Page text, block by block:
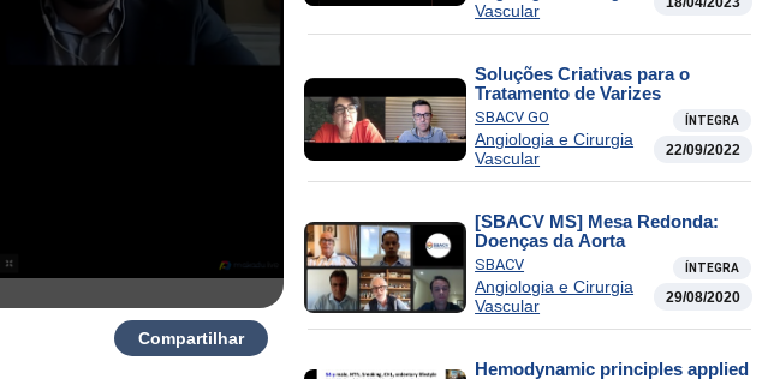
Compartilhar
Vascular
Soluções Criativas para o
Tratamento de Varizes
SBACV GO ÍNTEGRA
Angiologia e Cirurgia
Vascular
22/09/2022
[SBACV MS] Mesa Redonda:
Doenças da Aorta
SBACV ÍNTEGRA
Angiologia e Cirurgia
Vascular
29/08/2020
Hemodynamic principles applied